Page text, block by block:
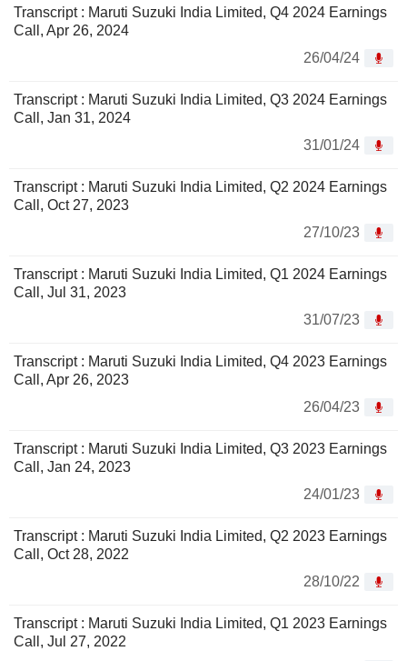
Transcript : Maruti Suzuki India Limited, Q4 2024 Earnings
Call, Apr 26, 2024
26/04/24
Transcript : Maruti Suzuki India Limited, Q3 2024 Earnings
Call, Jan 31, 2024
31/01/24
Transcript : Maruti Suzuki India Limited, Q2 2024 Earnings
Call, Oct 27, 2023
27/10/23
Transcript : Maruti Suzuki India Limited, Q1 2024 Earnings
Call, Jul 31, 2023
31/07/23
Transcript : Maruti Suzuki India Limited, Q4 2023 Earnings
Call, Apr 26, 2023
26/04/23
Transcript : Maruti Suzuki India Limited, Q3 2023 Earnings
Call, Jan 24, 2023
24/01/23
Transcript : Maruti Suzuki India Limited, Q2 2023 Earnings
Call, Oct 28, 2022
28/10/22
Transcript : Maruti Suzuki India Limited, Q1 2023 Earnings
Call, Jul 27, 2022